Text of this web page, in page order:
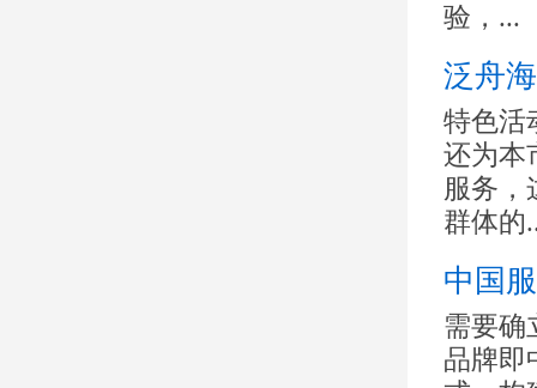
验，...
泛舟
特色
还为本
服务，
群体的
中国
需要确
品牌即